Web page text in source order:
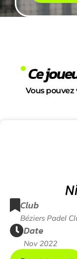
Ce
Vous
Club
Béziers Padel
Date
Nov 2022